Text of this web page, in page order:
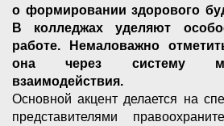
о формировании здорового
В колледжах уделяют
работе. Немаловажно
она через систему
взаимодействия.
Основной акцент делается на
представителями